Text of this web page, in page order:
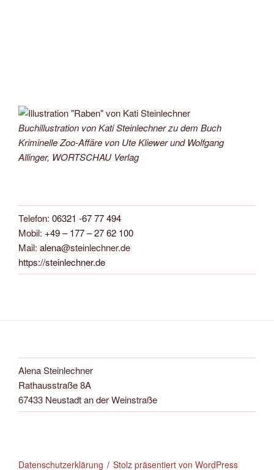
Buchillustration von Kati Steinlechner zu dem Buch
Kriminelle Zoo-Affäre von Ute Kliewer und Wolfgang
Allinger, WORTSCHAU Verlag
Telefon: 06321 -67 77 494
Mobil: +49 – 177 – 27 62 100
Mail: alena@steinlechner.de
https://steinlechner.de
Alena Steinlechner
Rathausstraße 8A
67433 Neustadt an der Weinstraße
Datenschutzerklärung Stolz präsentiert von WordPress